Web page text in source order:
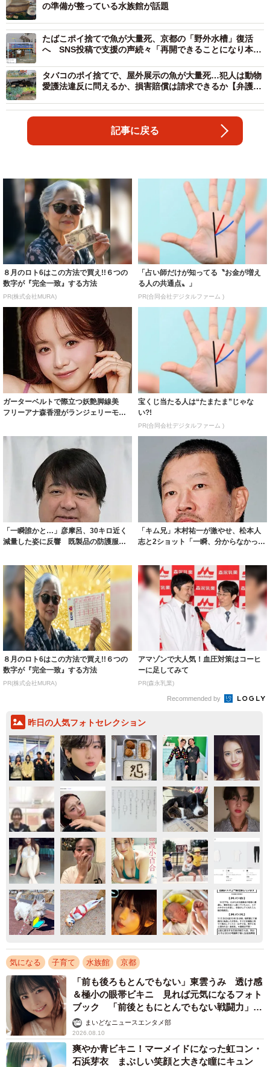
の準備が整っている水族館が話題
たばこポイ捨てで魚が大量死、京都の「野外水槽」復活
へ SNS投稿で支援の声続々「再開できることになり本当
タバコのポイ捨てで、屋外展示の魚が大量死…犯人は動物
愛護法違反に問えるか、損害賠償は請求できるか【弁護士
記事に戻る
８月のロト6はこの方法で買え!!６つの
数字が『完全一致』する方法
PR(株式会社MURA)
「占い師だけが知ってる〝お金が増え
る人の共通点〟」
PR(合同会社デジタルファーム )
ガーターベルトで際立つ妖艶脚線美
フリーアナ森香澄がランジェリーモデ
宝くじ当たる人は“たまたま”じゃな
い?!
PR(合同会社デジタルファーム )
「一瞬誰かと…」彦摩呂、30キロ近く
減量した姿に反響 既製品の防護服が
「キム兄」木村祐一が激やせ、松本人
志と2ショット「一瞬、分からなかった
８月のロト6はこの方法で買え!!６つの
数字が『完全一致』する方法
PR(株式会社MURA)
アマゾンで大人気！血圧対策はコーヒ
ーに足してみて
PR(森永乳業)
Recommended by
昨日の人気フォトセレクション
気になる 子育て 水族館 京都
「前も後ろもとんでもない」東雲うみ 透け感
＆極小の眼帯ビキニ 見れば元気になるフォト
ブック 「前後ともにとんでもない戦闘力」
「桃ダイナマイトがすごい」
まいどなニュースエンタメ部
2026.08.10
爽やか青ビキニ！マーメイドになった虹コン・
石浜芽衣 まぶしい笑顔と大きな瞳にキュン